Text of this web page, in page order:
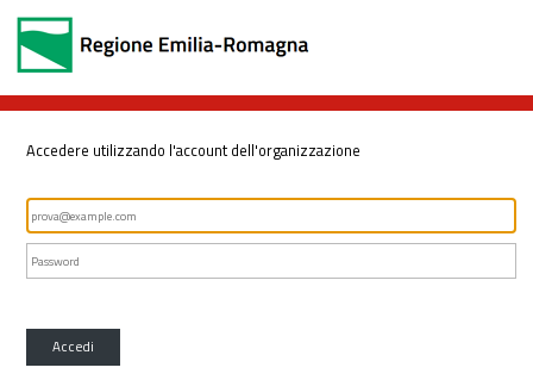
Accedere utilizzando l'account dell'organizzazione
Accedi